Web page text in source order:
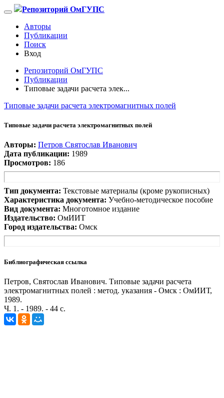
Репозиторий ОмГУПС
Авторы
Публикации
Поиск
Вход
Репозиторий ОмГУПС
Публикации
Типовые задачи расчета элек...
Типовые задачи расчета электромагнитных полей
Типовые задачи расчета электромагнитных полей
Авторы: Петров Святослав Иванович
Дата публикации: 1989
Просмотров: 186
Тип документа: Текстовые материалы (кроме рукописных)
Характеристика документа: Учебно-методическое пособие
Вид документа: Многотомное издание
Издательство: ОмИИТ
Город издательства: Омск
Библиографическая ссылка
Петров, Святослав Иванович. Типовые задачи расчета
электромагнитных полей : метод. указания - Омск : ОмИИТ,
1989.
Ч. 1. - 1989. - 44 с.